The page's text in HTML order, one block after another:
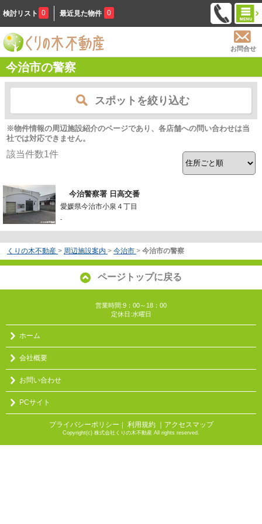
検討リスト 0 最近見た物件 0
お問合せ
今治市の警察
スポットを絞り込む
※物件情報の周辺施設紹介のページであり、各店舗への問い合わせは当
社では対応できません。
該当件数1件
今治警察署 日高交番
愛媛県今治市小泉４丁目
-
くりの木不動産 > 周辺施設案内 > 今治市 > 今治市の警察
ページトップに戻る
営業時間:9：00～18：00
定休日:水曜日
ホーム
会社概要
お問い合わせ
PCサイト
プライバシーポリシー ｜ 利用規約 ｜アクセスマップ
Copyright(c) 株式会社くりの木不動産 All rights reserved.